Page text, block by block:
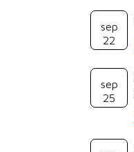
sep
22
sep
25